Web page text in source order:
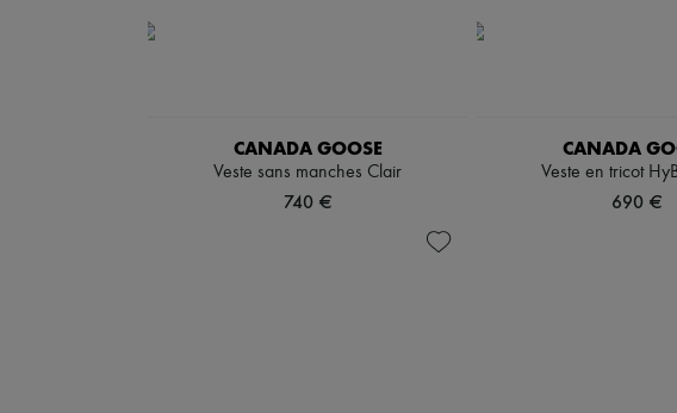
CANADA GOOSE
Veste sans manches Clair
740 €
CANADA
Veste en tricot
690 €